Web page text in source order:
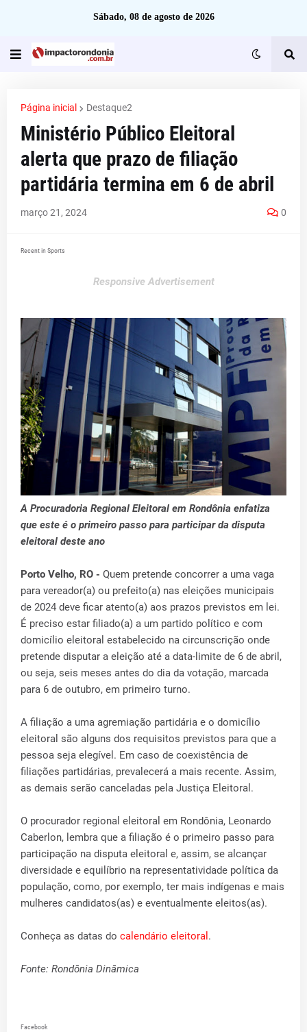
Sábado, 08 de agosto de 2026
Página inicial Destaque2
Ministério Público Eleitoral
alerta que prazo de filiação
partidária termina em 6 de abril
março 21, 2024 0
Recent in Sports
Responsive Advertisement
A Procuradoria Regional Eleitoral em Rondônia enfatiza
que este é o primeiro passo para participar da disputa
eleitoral deste ano
Porto Velho, RO - Quem pretende concorrer a uma vaga
para vereador(a) ou prefeito(a) nas eleições municipais
de 2024 deve ficar atento(a) aos prazos previstos em lei.
É preciso estar filiado(a) a um partido político e com
domicílio eleitoral estabelecido na circunscrição onde
pretende disputar a eleição até a data-limite de 6 de abril,
ou seja, seis meses antes do dia da votação, marcada
para 6 de outubro, em primeiro turno.
A filiação a uma agremiação partidária e o domicílio
eleitoral são alguns dos requisitos previstos para que a
pessoa seja elegível. Em caso de coexistência de
filiações partidárias, prevalecerá a mais recente. Assim,
as demais serão canceladas pela Justiça Eleitoral.
O procurador regional eleitoral em Rondônia, Leonardo
Caberlon, lembra que a filiação é o primeiro passo para
participação na disputa eleitoral e, assim, se alcançar
diversidade e equilíbrio na representatividade política da
população, como, por exemplo, ter mais indígenas e mais
mulheres candidatos(as) e eventualmente eleitos(as).
Conheça as datas do calendário eleitoral .
Fonte: Rondônia Dinâmica
Facebook